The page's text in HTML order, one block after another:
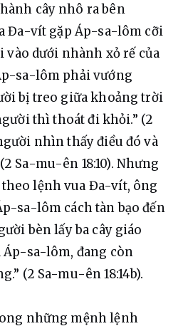
cây nhô ra bên
Đa-vít gặp Áp-sa-lôm cỡi
vào dưới nhành xỏ rế của
sa-lôm phải vướng
bị treo giữa khoảng trời
thì thoát đi khỏi.” (2
nhìn thấy điều đó và
Sa-mu-ên 18:10). Nhưng
lệnh vua Đa-vít, ông
sa-lôm cách tàn bạo đến
bèn lấy ba cây giáo
Áp-sa-lôm, đang còn
(2 Sa-mu-ên 18:14b).
những mệnh lệnh